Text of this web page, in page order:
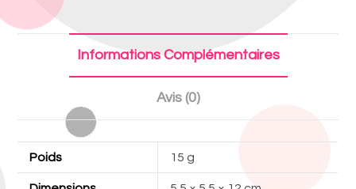
Informations Complémentaires
Avis (0)
Poids 15 g